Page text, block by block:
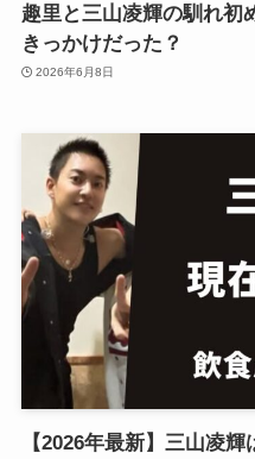
趣里と三山凌輝の馴れ初
きっかけだった？
2026年6月8日
【2026年最新】三山凌